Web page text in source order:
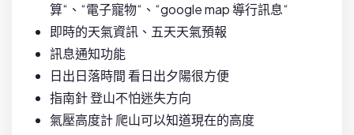
算“、“電子寵物“、“google map 導行訊息“
即時的天氣資訊、五天天氣預報
訊息通知功能
日出日落時間 看日出夕陽很方便
指南針 登山不怕迷失方向
氣壓高度計 爬山可以知道現在的高度